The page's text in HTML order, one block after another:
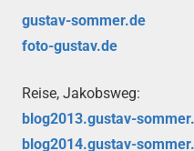
gustav-sommer.de
foto-gustav.de
Reise, Jakobsweg:
blog2013.gustav-
blog2014.gustav-